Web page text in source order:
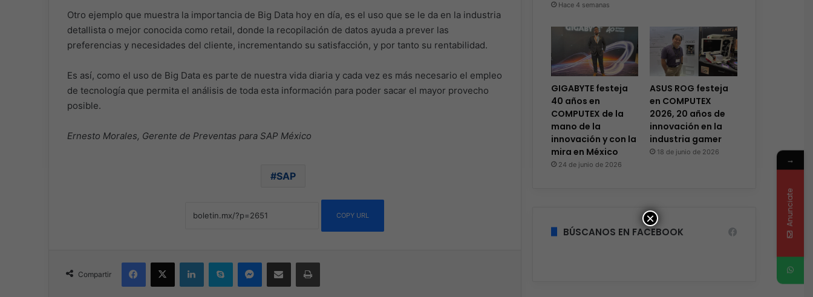
Otro ejemplo que muestra la importancia de Big Data hoy en día, es el uso que se le da en la industria
detallista o mejor conocida como retail, donde la recopilación de datos ayuda a prever las
preferencias y necesidades del cliente, incrementando su satisfacción, y por tanto su rentabilidad.
Es así, como el uso de Big Data es parte de nuestra vida diaria y cada vez es más necesario el empleo
de tecnología que permita el análisis de toda esta información para poder sacar el mayor provecho
posible.
Ernesto Morales, Gerente de Preventas para SAP México
SAP
COPY URL
Compartir
Facebook
X LinkedInSkype MessengerCompartir por correo electrónicoImprimir
Hace 4 semanas
GIGABYTE festeja
40 años en
COMPUTEX de la
mano de la
innovación y con la
mira en México
24 de junio de 2026
ASUS ROG festeja
en COMPUTEX
2026, 20 años de
innovación en la
industria gamer
18 de junio de 2026
BÚSCANOS EN FACEBOOK
×
→
Anunciate